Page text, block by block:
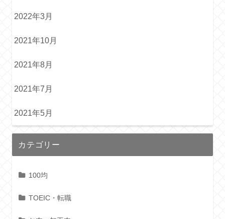
2022年3月
2021年10月
2021年8月
2021年7月
2021年5月
カテゴリー
100均
TOEIC・転職